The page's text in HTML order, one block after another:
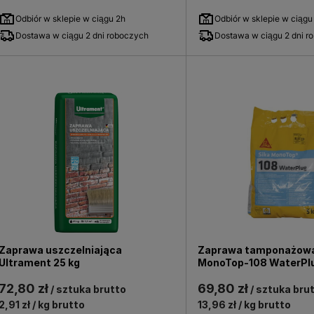
Odbiór w sklepie w ciągu 2h
Dostawa w ciągu 2 dni roboczych
Odbiór w sklepie w ciągu
Dostawa w ciągu 2 dni
uszczelniająca
25 kg
zł/ sztuka brutto
zł/ kg brutto
Zaprawa
MonoTop-108
69,80 zł/ sztuka
13,96 zł/ kg brutto